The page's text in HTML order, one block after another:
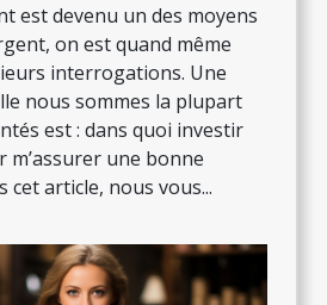
est devenu un des moyens
on est quand même
interrogations. Une
nous sommes la plupart
est : dans quoi investir
une bonne
cet article, nous vous...